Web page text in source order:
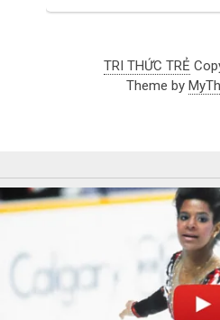
TRI THỨC TRẺ
Theme by